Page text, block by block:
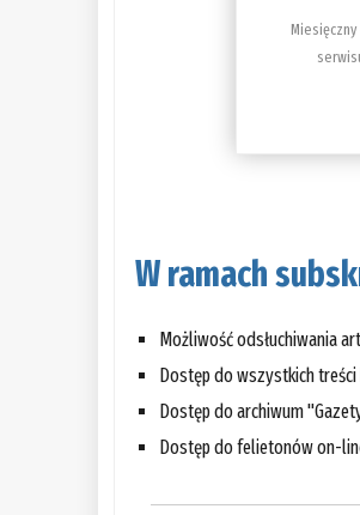
W ramach
Możliwość odsłuchiwania
Dostęp do wszystkich
Dostęp do archiwum
Dostęp do felietonów on-